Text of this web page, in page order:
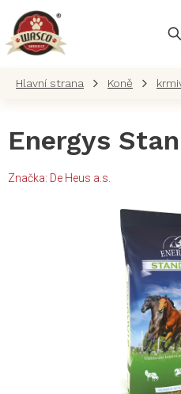
obsah
Koně
Energys
Značka: De Heus a.s.